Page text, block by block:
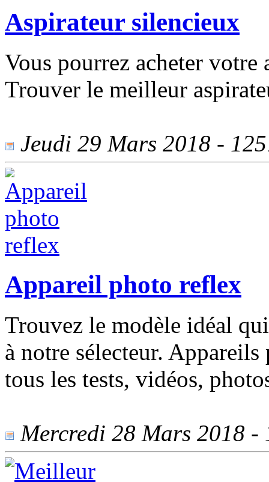
Aspirateur silencieux
Vous pourrez acheter
Trouver le meilleur
Jeudi 29 Mars 2018 -
Appareil photo reflex
Trouvez le modèle idéal
à notre sélecteur.
tous les tests, vidéos,
Mercredi 28 Mars 2018 -